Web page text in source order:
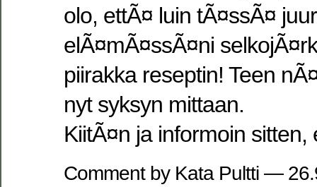
olo, ettÃ¤ luin tÃ¤ssÃ¤
elÃ¤mÃ¤ssÃ¤ni
piirakka reseptin! Teen
nyt syksyn mittaan.
KiitÃ¤n ja informoin sitten,
Comment by Kata Pultti —